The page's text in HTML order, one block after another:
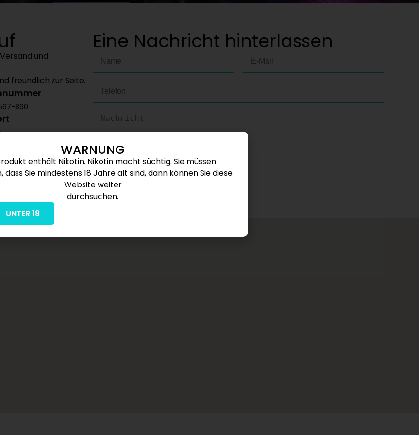
und
freundlich zur Seite.
890
Eine Nachricht hinterlassen
Nachricht senden
WARNUNG
enthält Nikotin. Nikotin macht süchtig. Sie müssen
dass Sie mindestens 18 Jahre alt sind, dann können Sie diese
Website weiter
durchsuchen.
UNTER 18